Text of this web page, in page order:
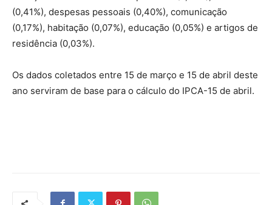
(0,41%), despesas pessoais (0,40%), comunicação
(0,17%), habitação (0,07%), educação (0,05%) e artigos de
residência (0,03%).
Os dados coletados entre 15 de março e 15 de abril deste
ano serviram de base para o cálculo do IPCA-15 de abril.